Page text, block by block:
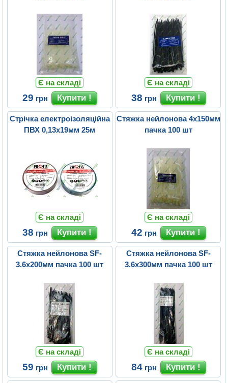
Є на складі
29 грн
Є на складі
38 грн
Стрічка електроізоляційна
ПВХ 0,13x19мм 25м
Є на складі
38 грн
Стяжка нейлонова 4х150мм
пачка 100 шт
Є на складі
42 грн
Стяжка нейлонова SF-
3.6x200мм пачка 100 шт
Є на складі
59 грн
Стяжка нейлонова SF-
3.6х300мм пачка 100 шт
Є на складі
84 грн